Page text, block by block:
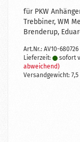
für PKW
Trebbiner, WM
Brenderup,
Art.Nr.: AV10-680726
Lieferzeit:
sofort
abweichend)
Versandgewicht: 7,5